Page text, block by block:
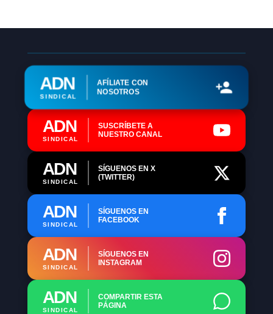
ADN
SINDICAL
AFÍLIATE CON
NOSOTROS
ADN
SINDICAL
SUSCRÍBETE A
NUESTRO CANAL
ADN
SINDICAL
SÍGUENOS EN X
(TWITTER)
ADN
SINDICAL
SÍGUENOS EN
FACEBOOK
ADN
SINDICAL
SÍGUENOS EN
INSTAGRAM
ADN
SINDICAL
COMPARTIR ESTA
PÁGINA